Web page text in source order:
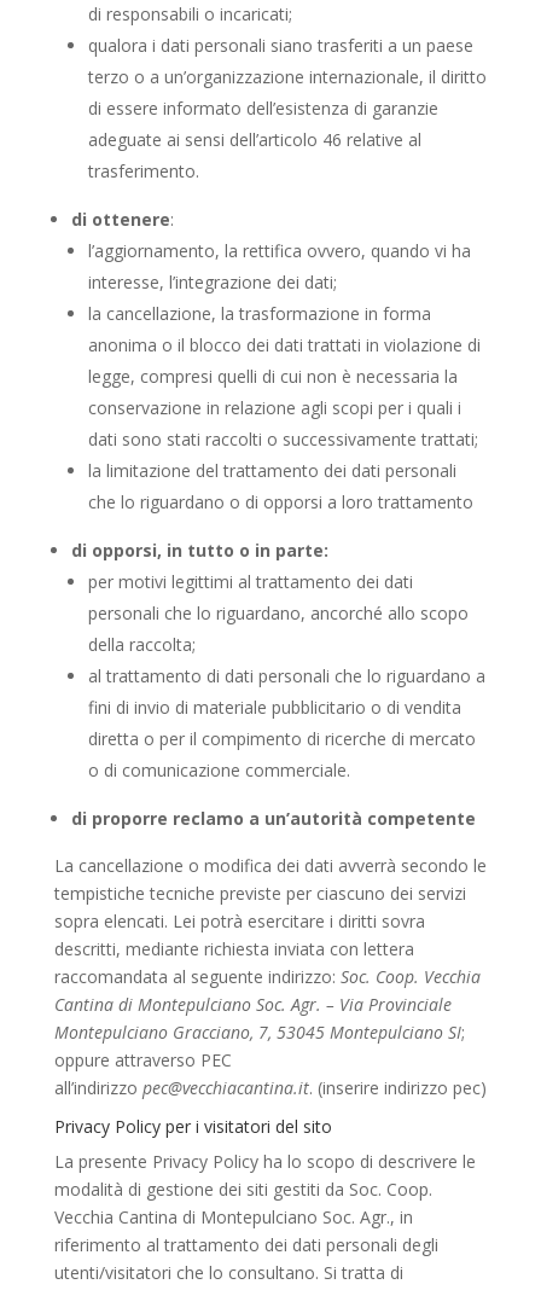
di responsabili o incaricati;
qualora i dati personali siano trasferiti a un paese
terzo o a un’organizzazione internazionale, il diritto
di essere informato dell’esistenza di garanzie
adeguate ai sensi dell’articolo 46 relative al
trasferimento.
di ottenere:
l’aggiornamento, la rettifica ovvero, quando vi ha
interesse, l’integrazione dei dati;
la cancellazione, la trasformazione in forma
anonima o il blocco dei dati trattati in violazione di
legge, compresi quelli di cui non è necessaria la
conservazione in relazione agli scopi per i quali i
dati sono stati raccolti o successivamente trattati;
la limitazione del trattamento dei dati personali
che lo riguardano o di opporsi a loro trattamento
di opporsi, in tutto o in parte:
per motivi legittimi al trattamento dei dati
personali che lo riguardano, ancorché allo scopo
della raccolta;
al trattamento di dati personali che lo riguardano a
fini di invio di materiale pubblicitario o di vendita
diretta o per il compimento di ricerche di mercato
o di comunicazione commerciale.
di proporre reclamo a un’autorità competente
La cancellazione o modifica dei dati avverrà secondo le
tempistiche tecniche previste per ciascuno dei servizi
sopra elencati. Lei potrà esercitare i diritti sovra
descritti, mediante richiesta inviata con lettera
raccomandata al seguente indirizzo: Soc. Coop. Vecchia
Cantina di Montepulciano Soc. Agr. – Via Provinciale
Montepulciano Gracciano, 7, 53045 Montepulciano SI;
oppure attraverso PEC
all’indirizzo pec@vecchiacantina.it. (inserire indirizzo pec)
Privacy Policy per i visitatori del sito
La presente Privacy Policy ha lo scopo di descrivere le
modalità di gestione dei siti gestiti da Soc. Coop.
Vecchia Cantina di Montepulciano Soc. Agr., in
riferimento al trattamento dei dati personali degli
utenti/visitatori che lo consultano. Si tratta di